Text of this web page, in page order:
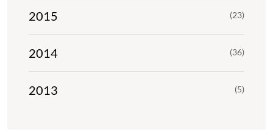
2015 (23)
2014 (36)
2013 (5)